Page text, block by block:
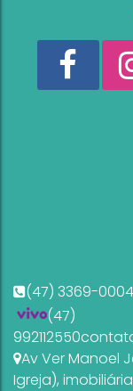
(47) 3369-0004
(47)
992112550
Av Ver Manoel
Igreja), imobiliária